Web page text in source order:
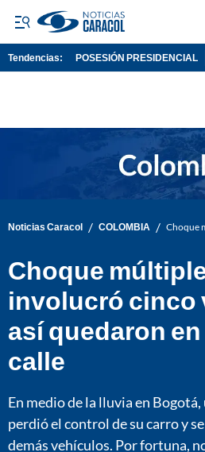
Tendencias: POSESIÓN PRESIDENCIAL
Noticias Caracol / COLOMBIA / Choque
Choque
involucró cinco
así quedaron
calle
En medio de la lluvia en
perdió el control de su carro y
demás vehículos. Por fortuna,